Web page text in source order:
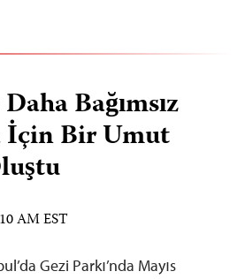
Bağımsız
İçin Bir Umut
AM EST
Gezi Parkı’nda Mayıs